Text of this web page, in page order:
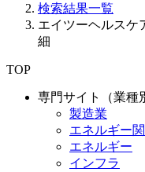
検索結果一覧
エイツーヘルスケ
細
TOP
専門サイト（業種
製造業
エネルギー
エネルギー
インフラ